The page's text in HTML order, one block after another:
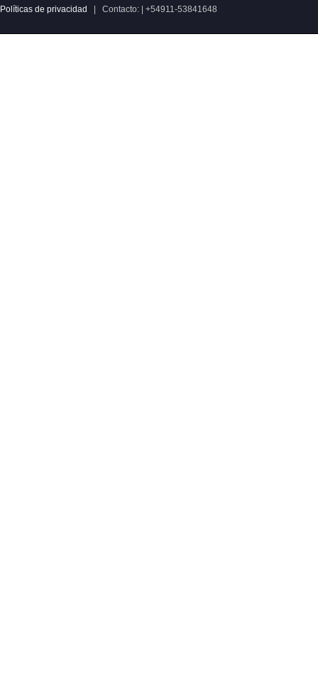
Políticas de privacidad | Contacto: | +54911-53841648